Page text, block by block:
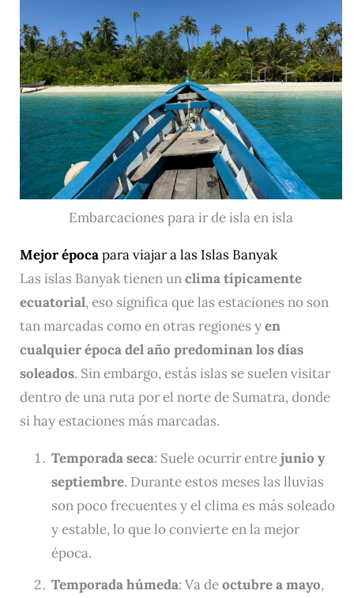
Embarcaciones para ir de isla en isla
Mejor épocapara viajar a las Islas Banyak
Las islas Banyak tienen unclima típicamente
ecuatorial, eso significa que las estaciones no son
tan marcadas como en otras regiones yen
cualquier época del año predominan los días
soleados. Sin embargo, estás islas se suelen visitar
dentro de una ruta por el norte de Sumatra, donde
si hay estaciones más marcadas.
Temporada seca: Suele ocurrir entrejunio y
septiembre. Durante estos meses las lluvias
son poco frecuentes y el clima es más soleado
y estable, lo que lo convierte en la mejor
época.
Temporada húmeda: Va deoctubre a mayo,